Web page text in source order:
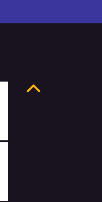
Anterior